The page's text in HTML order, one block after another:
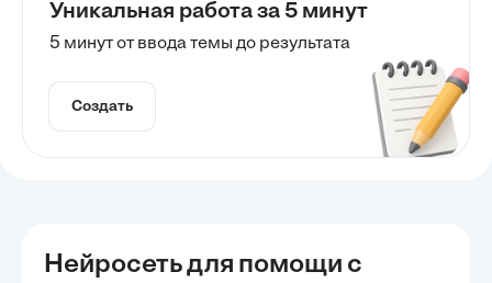
Уникальная работа за 5 минут
5 минут от ввода темы до результата
Создать
Нейросеть для помощи с